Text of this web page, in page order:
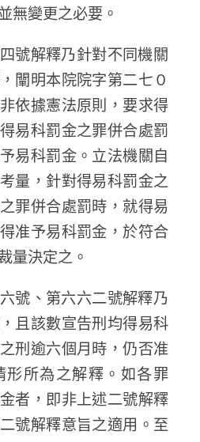
無變更之必要。
號解釋乃針對不同機關
闡明本院院字第二七０
依據憲法原則，要求得
易科罰金之罪併合處罰
易科罰金。立法機關自
量，針對得易科罰金之
罪併合處罰時，就得易
准予易科罰金，於符合
量決定之。
號、第六六二號解釋乃
且該數宣告刑均得易科
刑逾六個月時，仍否准
形所為之解釋。如各罪
者，即非上述二號解釋
號解釋意旨之適用。至